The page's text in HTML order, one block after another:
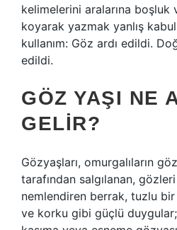
kelimelerini aralarına boşluk
koyarak yazmak yanlış
kullanım: Göz ardı edildi.
edildi.
GÖZ YAŞI NE
GELIR?
Gözyaşları, omurgalıların
tarafından salgılanan,
nemlendiren berrak, tuzlu bir
ve korku gibi güçlü